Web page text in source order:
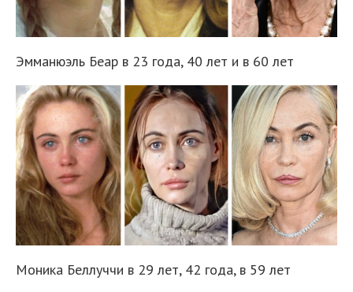
Эмманюэль Беар в 23 года, 40 лет и в 60 лет
Моника Беллуччи в 29 лет, 42 года, в 59 лет